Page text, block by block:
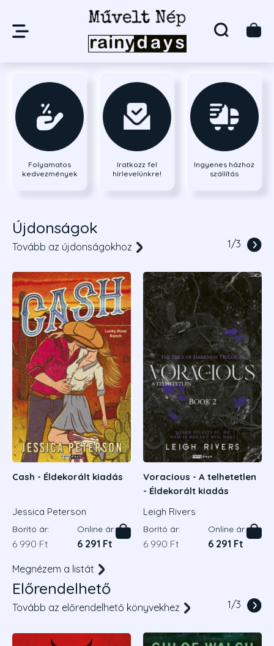
Folyamatos
kedvezmények
Iratkozz fel
hírlevelünkre!
Ingyenes házhoz
szállítás
Újdonságok
Tovább az újdonságokhoz 1/3
Cash - Éldekorált kiadás
Jessica Peterson
Borító ár:
6 990 Ft
Online ár:
6 291 Ft
Voracious - A telhetetlen
- Éldekorált kiadás
Leigh Rivers
Borító ár:
6 990 Ft
Online ár:
6 291 Ft
Megnézem a listát
Előrendelhető
Tovább az előrendelhető könyvekhez 1/3